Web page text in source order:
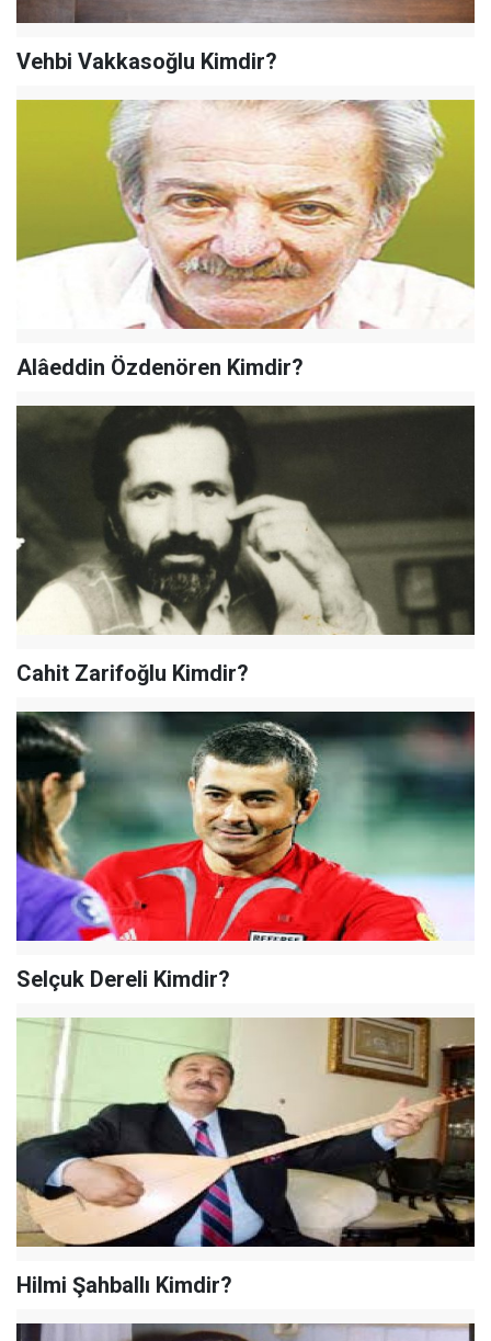
Vehbi Vakkasoğlu Kimdir?
Alâeddin Özdenören Kimdir?
Cahit Zarifoğlu Kimdir?
Selçuk Dereli Kimdir?
Hilmi Şahballı Kimdir?